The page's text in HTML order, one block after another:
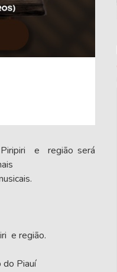
e região será
e região.
Piauí